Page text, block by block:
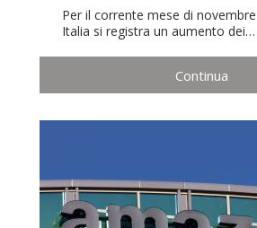
Per il corrente mese di
Italia si registra un aumento dei…
Continua